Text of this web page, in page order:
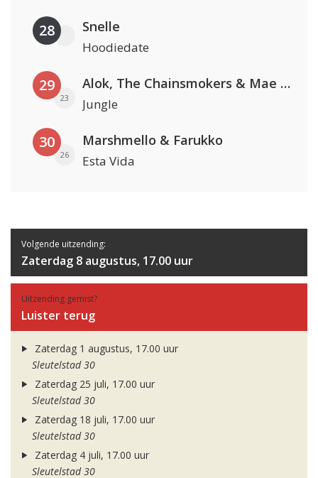
28 Snelle
Hoodiedate
29
23
Alok, The Chainsmokers & Mae Stephens
Jungle
30
26
Marshmello & Farukko
Esta Vida
Volgende uitzending:
Zaterdag 8 augustus, 17.00 uur
Uitzending gemist?
Luister terug
Zaterdag 1 augustus, 17.00 uur
Sleutelstad 30
Zaterdag 25 juli, 17.00 uur
Sleutelstad 30
Zaterdag 18 juli, 17.00 uur
Sleutelstad 30
Zaterdag 4 juli, 17.00 uur
Sleutelstad 30